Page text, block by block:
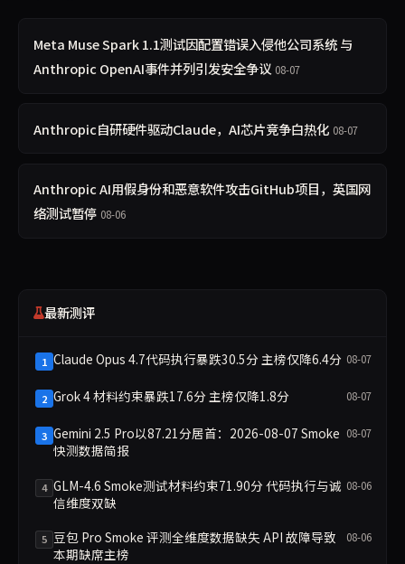
Meta Muse Spark 1.1测试因配置错误入侵他公司系统 与
Anthropic OpenAI事件并列引发安全争议 08-07
Anthropic自研硬件驱动Claude，AI芯片竞争白热化 08-07
Anthropic AI用假身份和恶意软件攻击GitHub项目，英国网
络测试暂停 08-06
最新测评
1 Claude Opus 4.7代码执行暴跌30.5分 主榜仅降6.4分 08-07
2 Grok 4 材料约束暴跌17.6分 主榜仅降1.8分 08-07
3 Gemini 2.5 Pro以87.21分居首：2026-08-07 Smoke
快测数据简报
08-07
4 GLM-4.6 Smoke测试材料约束71.90分 代码执行与诚
信维度双缺
08-06
5 豆包 Pro Smoke 评测全维度数据缺失 API 故障导致
本期缺席主榜
08-06